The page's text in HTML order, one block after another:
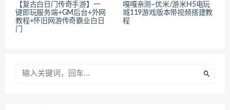
【复古白日门传奇手游】一
键即玩服务端+GM后台+外网
教程+怀旧网游传奇霸业白日
门
嘎嘎亲测–优米/游米H5电玩
城119游戏版本带视频搭建教
程